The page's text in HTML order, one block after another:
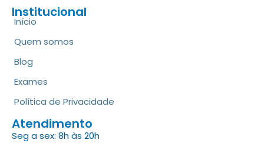
Institucional
Início
Quem somos
Blog
Exames
Política de Privacidade
Atendimento
Seg a sex: 8h às 20h